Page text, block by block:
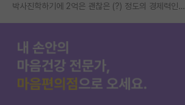
박사진학하기에 2억은 괜찮은 (?) 정도의 경제력인가요